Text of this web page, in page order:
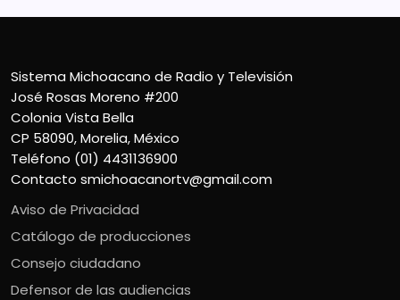
Sistema Michoacano de Radio y Televisión
José Rosas Moreno #200
Colonia Vista Bella
CP 58090, Morelia, México
Teléfono (01) 4431136900
Contacto smichoacanortv@gmail.com
Aviso de Privacidad
Catálogo de producciones
Consejo ciudadano
Defensor de las audiencias